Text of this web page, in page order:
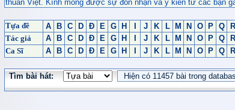
thuần Việt. Kính mong được sự đón nhận và ý kiến từ các bạn
Tựa đề A B C D Đ E G H J K L M N O P Q R
Tác giả
A B C D Đ E G H J K L M N O P Q R
Ca Sĩ
A B C D Đ E G H J K L M N O P Q R
Tìm bài hát: